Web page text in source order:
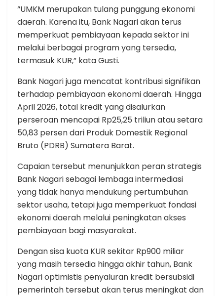
“UMKM merupakan tulang punggung ekonomi
daerah. Karena itu, Bank Nagari akan terus
memperkuat pembiayaan kepada sektor ini
melalui berbagai program yang tersedia,
termasuk KUR,” kata Gusti.
Bank Nagari juga mencatat kontribusi signifikan
terhadap pembiayaan ekonomi daerah. Hingga
April 2026, total kredit yang disalurkan
perseroan mencapai Rp25,25 triliun atau setara
50,83 persen dari Produk Domestik Regional
Bruto (PDRB) Sumatera Barat.
Capaian tersebut menunjukkan peran strategis
Bank Nagari sebagai lembaga intermediasi
yang tidak hanya mendukung pertumbuhan
sektor usaha, tetapi juga memperkuat fondasi
ekonomi daerah melalui peningkatan akses
pembiayaan bagi masyarakat.
Dengan sisa kuota KUR sekitar Rp900 miliar
yang masih tersedia hingga akhir tahun, Bank
Nagari optimistis penyaluran kredit bersubsidi
pemerintah tersebut akan terus meningkat dan